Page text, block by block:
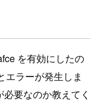
を有効にしたの
エラーが発生しま
要なのか教えてく